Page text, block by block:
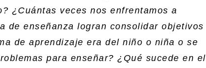
¿Cuántas veces nos enfrentamos a
de enseñanza logran consolidar objetivos
de aprendizaje era del niño o niña o se
para enseñar? ¿Qué sucede en el